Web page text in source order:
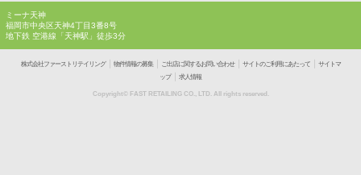
ミーナ天神
福岡市中央区天神4丁目3番8号
地下鉄 空港線「天神駅」徒歩3分
株式会社ファーストリテイリング｜ 物件情報の募集｜ ご出店に関するお問い合わせ｜ サイトのご利用にあたって｜
サイトマ
ップ｜ 求人情報
Copyright© FAST RETAILING CO., LTD. All rights reserved.